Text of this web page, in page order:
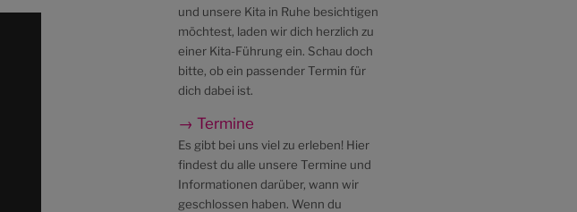
und unsere Kita in Ruhe besichtigen
möchtest, laden wir dich herzlich zu
einer Kita-Führung ein. Schau doch
bitte, ob ein passender Termin für
dich dabei ist.
→ Termine
Es gibt bei uns viel zu erleben! Hier
findest du alle unsere Termine und
Informationen darüber, wann wir
geschlossen haben. Wenn du